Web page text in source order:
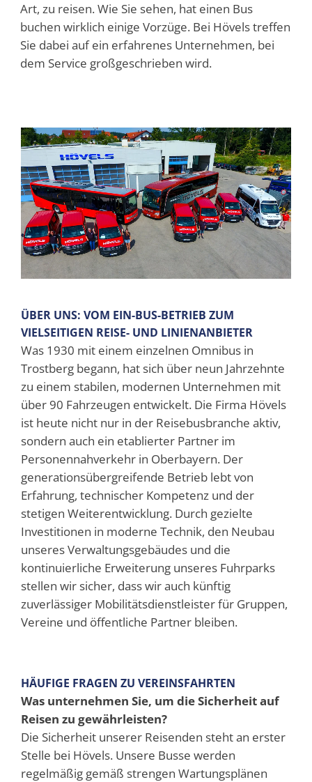
Art, zu reisen. Wie Sie sehen, hat einen Bus
buchen wirklich einige Vorzüge. Bei Hövels treffen
Sie dabei auf ein erfahrenes Unternehmen, bei
dem Service großgeschrieben wird.
ÜBER UNS: VOM EIN-BUS-BETRIEB ZUM
VIELSEITIGEN REISE- UND LINIENANBIETER
Was 1930 mit einem einzelnen Omnibus in
Trostberg begann, hat sich über neun Jahrzehnte
zu einem stabilen, modernen Unternehmen mit
über 90 Fahrzeugen entwickelt. Die Firma Hövels
ist heute nicht nur in der Reisebusbranche aktiv,
sondern auch ein etablierter Partner im
Personennahverkehr in Oberbayern. Der
generationsübergreifende Betrieb lebt von
Erfahrung, technischer Kompetenz und der
stetigen Weiterentwicklung. Durch gezielte
Investitionen in moderne Technik, den Neubau
unseres Verwaltungsgebäudes und die
kontinuierliche Erweiterung unseres Fuhrparks
stellen wir sicher, dass wir auch künftig
zuverlässiger Mobilitätsdienstleister für Gruppen,
Vereine und öffentliche Partner bleiben.
HÄUFIGE FRAGEN ZU VEREINSFAHRTEN
Was unternehmen Sie, um die Sicherheit auf
Reisen zu gewährleisten?
Die Sicherheit unserer Reisenden steht an erster
Stelle bei Hövels. Unsere Busse werden
regelmäßig gemäß strengen Wartungsplänen